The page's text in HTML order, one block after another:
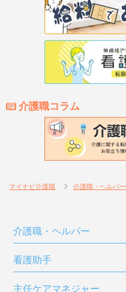
介護職コラム
マイナビ介護職 介護職・ヘルパー
介護職・ヘルパー
看護助手
主任ケアマネジャー